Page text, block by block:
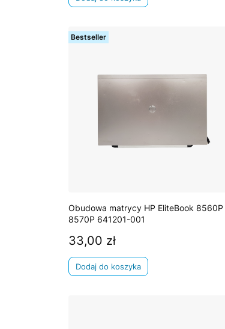
Bestseller
Obudowa matrycy HP EliteBook 8560P
8570P 641201-001
Cena
33,00 zł
Dodaj do koszyka